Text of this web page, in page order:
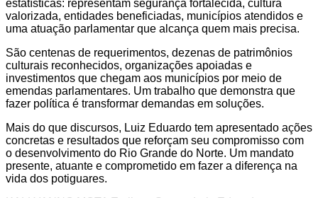
estatísticas: representam segurança fortalecida, cultura
valorizada, entidades beneficiadas, municípios atendidos e
uma atuação parlamentar que alcança quem mais precisa.
São centenas de requerimentos, dezenas de patrimônios
culturais reconhecidos, organizações apoiadas e
investimentos que chegam aos municípios por meio de
emendas parlamentares. Um trabalho que demonstra que
fazer política é transformar demandas em soluções.
Mais do que discursos, Luiz Eduardo tem apresentado ações
concretas e resultados que reforçam seu compromisso com
o desenvolvimento do Rio Grande do Norte. Um mandato
presente, atuante e comprometido em fazer a diferença na
vida dos potiguares.